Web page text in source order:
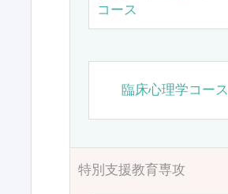
コース
臨床心理学コース
特別支援教育専攻